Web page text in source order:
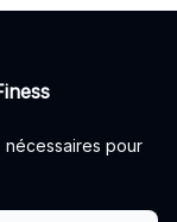
nécessaires pour